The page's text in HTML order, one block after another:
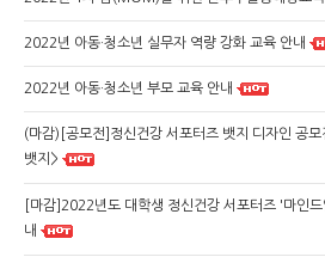
2022년 아동·청소년 실무자 역량 강화 교육 안내
2022년 아동·청소년 부모 교육 안내
(마감)[공모전]정신건강 서포터즈 뱃지 디자인 공모
뱃지>
[마감]2022년도 대학생 정신건강 서포터즈 '마인
내